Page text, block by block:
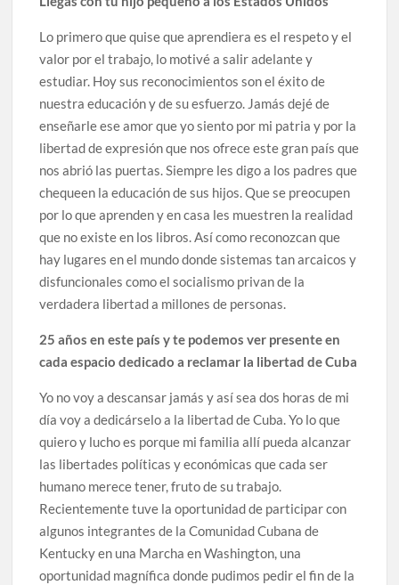
Lo primero que quise que aprendiera es el respeto y el
valor por el trabajo, lo motivé a salir adelante y
estudiar. Hoy sus reconocimientos son el éxito de
nuestra educación y de su esfuerzo. Jamás dejé de
enseñarle ese amor que yo siento por mi patria y por la
libertad de expresión que nos ofrece este gran país que
nos abrió las puertas. Siempre les digo a los padres que
chequeen la educación de sus hijos. Que se preocupen
por lo que aprenden y en casa les muestren la realidad
que no existe en los libros. Así como reconozcan que
hay lugares en el mundo donde sistemas tan arcaicos y
disfuncionales como el socialismo privan de la
verdadera libertad a millones de personas.
25 años en este país y te podemos ver presente en
cada espacio dedicado a reclamar la libertad de Cuba
Yo no voy a descansar jamás y así sea dos horas de mi
día voy a dedicárselo a la libertad de Cuba. Yo lo que
quiero y lucho es porque mi familia allí pueda alcanzar
las libertades políticas y económicas que cada ser
humano merece tener, fruto de su trabajo.
Recientemente tuve la oportunidad de participar con
algunos integrantes de la Comunidad Cubana de
Kentucky en una Marcha en Washington, una
oportunidad magnífica donde pudimos pedir el fin de la